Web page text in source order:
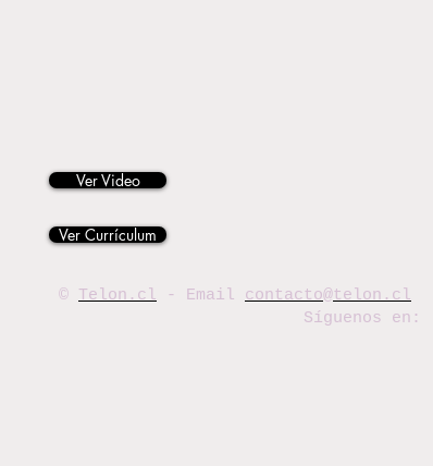
Ver Video
Ver Currículum
© Telon.cl - Email contacto@telon.cl
Síguenos en: